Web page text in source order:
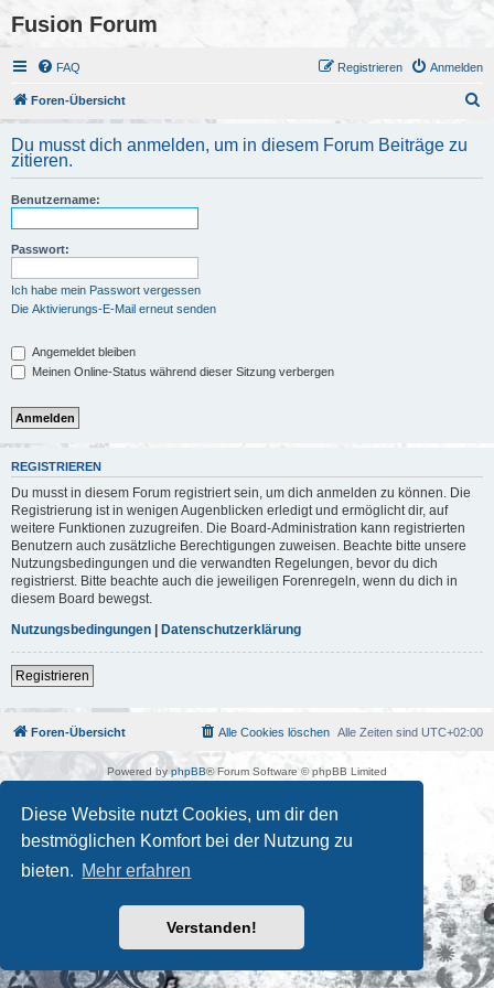
Diese Website nutzt Cookies, um dir den
bestmöglichen Komfort bei der Nutzung zu
bieten. Mehr erfahren
Verstanden!
Fusion Forum
FAQ Anmelden
Registrieren
Foren-Übersicht
h
Du musst dich anmelden, um in diesem Forum Beiträge zu
zitieren.
Benutzername:
Passwort:
Ich habe mein Passwort vergessen
Die Aktivierungs-E-Mail erneut senden
Angemeldet bleiben
Meinen Online-Status während dieser Sitzung verbergen
REGISTRIEREN
Du musst in diesem Forum registriert sein, um dich anmelden zu können. Die
Registrierung ist in wenigen Augenblicken erledigt und ermöglicht dir, auf
weitere Funktionen zuzugreifen. Die Board-Administration kann registrierten
Benutzern auch zusätzliche Berechtigungen zuweisen. Beachte bitte unsere
Nutzungsbedingungen und die verwandten Regelungen, bevor du dich
registrierst. Bitte beachte auch die jeweiligen Forenregeln, wenn du dich in
diesem Board bewegst.
Nutzungsbedingungen | Datenschutzerklärung
Registrieren
Foren-Übersicht Alle Zeiten sind UTC+02:00
Alle Cookies löschen
Powered by phpBB® Forum Software © phpBB Limited
Kulturkosmos Müritz e.V|Fusion Festival|Mastodon